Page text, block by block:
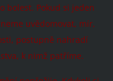
bolest. Pokud si jeden
uvědomovat, mír,
postupně nahradí
k nimž patříme.